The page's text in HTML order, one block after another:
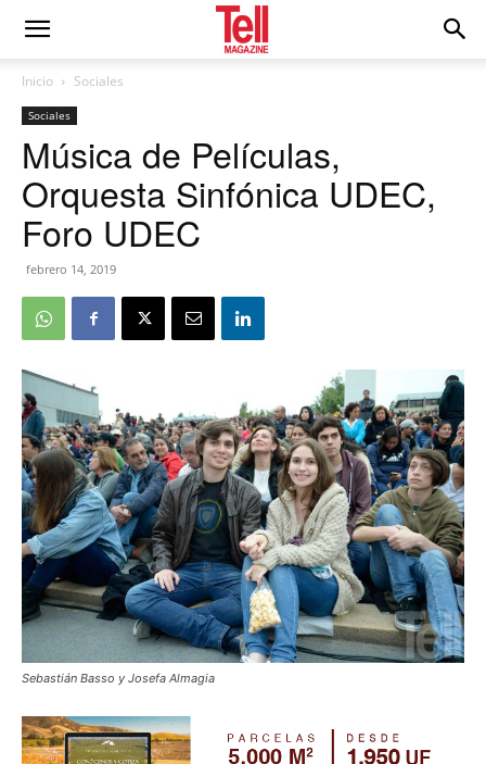
Inicio Sociales
Sociales
Música de Películas,
Orquesta Sinfónica UDEC,
Foro UDEC
febrero 14, 2019
Sebastián Basso y Josefa Almagia